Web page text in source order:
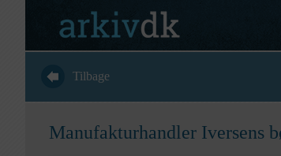
Tilbage
Manufakturhandler Iversens